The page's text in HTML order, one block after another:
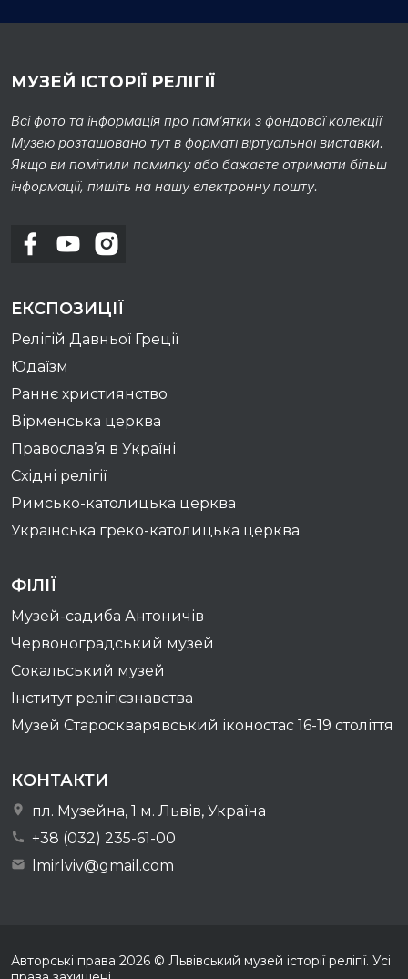
МУЗЕЙ ІСТОРІЇ РЕЛІГІЇ
Всі фото та інформація про пам’ятки з фондової колекції
Музею розташовано тут в форматі віртуальної виставки.
Якщо ви помітили помилку або бажаєте отримати більш
інформації, пишіть на нашу електронну пошту.
ЕКСПОЗИЦІЇ
Релігій Давньої Греції
Юдаїзм
Раннє християнство
Вірменська церква
Православ’я в Україні
Східні релігії
Римсько-католицька церква
Українська греко-католицька церква
ФІЛІЇ
Музей-садиба Антоничів
Червоноградський музей
Сокальський музей
Інститут релігієзнавства
Музей Староскварявський іконостас 16-19 cтоліття
КОНТАКТИ
пл. Музейна, 1 м. Львів, Україна
+38 (032) 235-61-00
lmirlviv@gmail.com
Авторські права 2026 © Львівський музей історії релігії. Усі